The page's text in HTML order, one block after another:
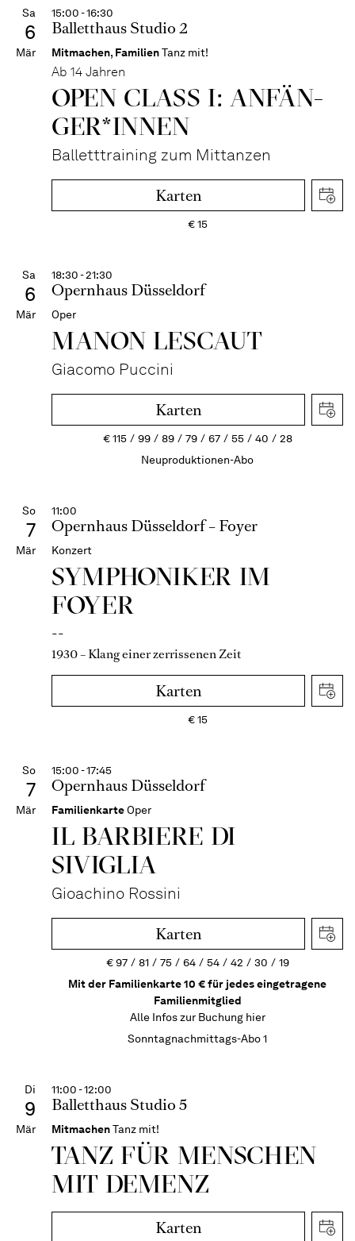
Sa
6
Mär
15:00 - 16:30
Balletthaus Studio 2
Mitmachen, FamilienTanz mit!
Ab 14 Jahren
OPEN CLASS I: ANFÄN­
GER*IN­NEN
Balletttraining zum Mittanzen
Karten
€15
Sa
6
Mär
18:30 - 21:30
Opernhaus Düsseldorf
Oper
MANON LESCAUT
Giacomo Puccini
Karten
€115 99 89 79 67 55 40
28
Neuproduktionen-Abo
So
7
Mär
11:00
Opernhaus Düsseldorf – Foyer
Konzert
SYMPHONIKER IM
FOYER
--
1930 – Klang einer zerrissenen Zeit
Karten
€15
So
7
Mär
15:00 - 17:45
Opernhaus Düsseldorf
FamilienkarteOper
IL BARBIERE DI
SIVIGLIA
Gioachino Rossini
Karten
€97 81 75 64 54 42 30
19
Mit der Familienkarte 10 € für jedes eingetragene
Familienmitglied
Alle Infos zur Buchung hier
Sonntagnachmittags-Abo 1
Di
9
Mär
11:00 - 12:00
Balletthaus Studio 5
MitmachenTanz mit!
TANZ FÜR MENSCHEN
MIT DEMENZ
Karten